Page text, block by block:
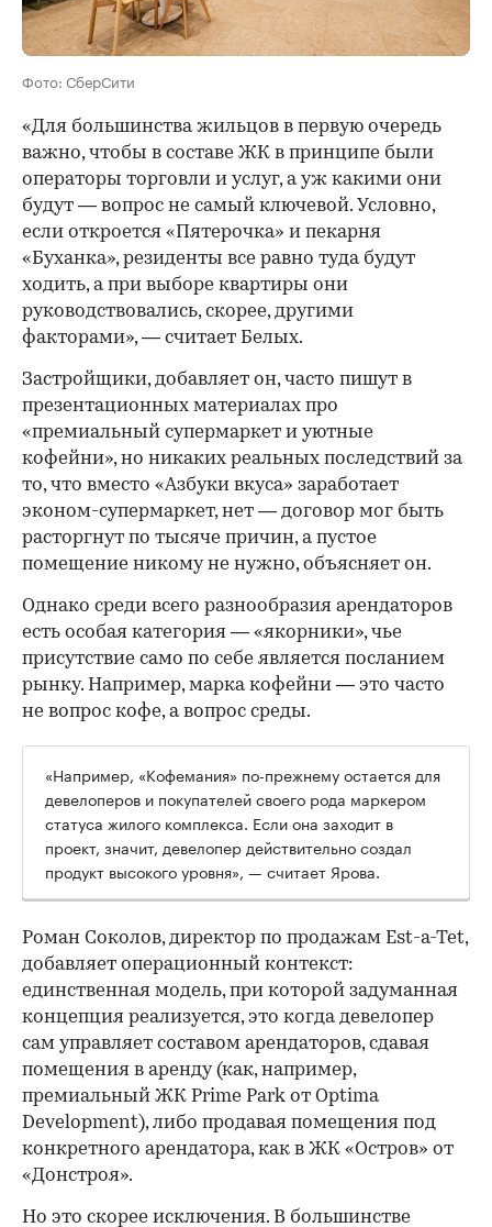
Фото: СберСити
«Для большинства жильцов в первую очередь
важно, чтобы в составе ЖК в принципе были
операторы торговли и услуг, а уж какими они
будут — вопрос не самый ключевой. Условно,
если откроется «Пятерочка» и пекарня
«Буханка», резиденты все равно туда будут
ходить, а при выборе квартиры они
руководствовались, скорее, другими
факторами», — считает Белых.
Застройщики, добавляет он, часто пишут в
презентационных материалах про
«премиальный супермаркет и уютные
кофейни», но никаких реальных последствий за
то, что вместо «Азбуки вкуса» заработает
эконом-супермаркет, нет — договор мог быть
расторгнут по тысяче причин, а пустое
помещение никому не нужно, объясняет он.
Однако среди всего разнообразия арендаторов
есть особая категория — «якорники», чье
присутствие само по себе является посланием
рынку. Например, марка кофейни — это часто
не вопрос кофе, а вопрос среды.
«Например, «Кофемания» по-прежнему остается для
девелоперов и покупателей своего рода маркером
статуса жилого комплекса. Если она заходит в
проект, значит, девелопер действительно создал
продукт высокого уровня», — считает Ярова.
Роман Соколов, директор по продажам Est-a-Tet,
добавляет операционный контекст:
единственная модель, при которой задуманная
концепция реализуется, это когда девелопер
сам управляет составом арендаторов, сдавая
помещения в аренду (как, например,
премиальный ЖК Prime Park от Optima
Development), либо продавая помещения под
конкретного арендатора, как в ЖК «Остров» от
«Донстроя».
Но это скорее исключения. В большинстве